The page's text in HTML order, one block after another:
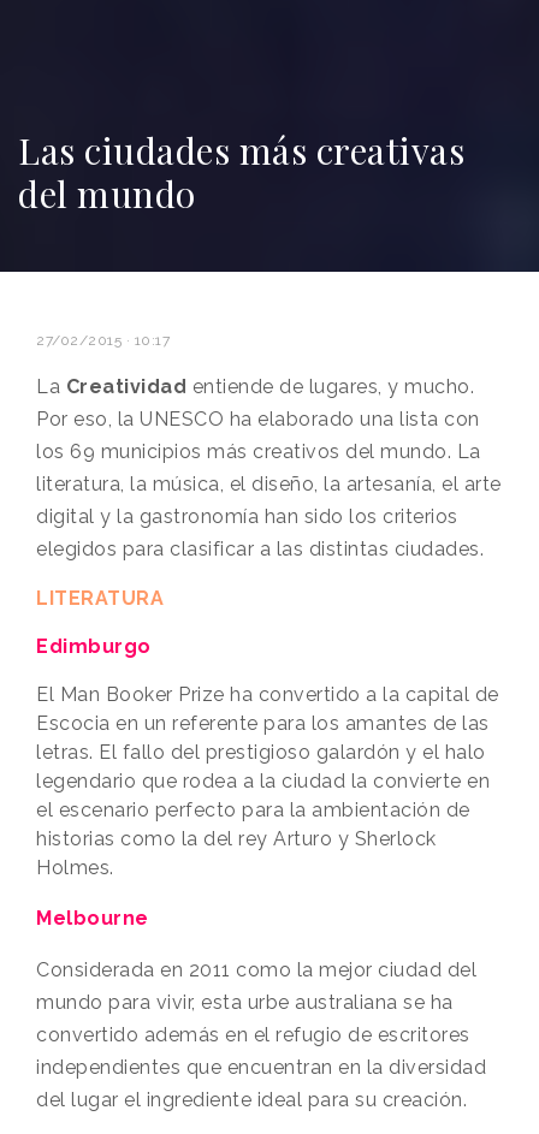
Las ciudades más creativas
del mundo
27/02/2015 · 10:17
La Creatividad entiende de lugares, y mucho.
Por eso, la UNESCO ha elaborado una lista con
los 69 municipios más creativos del mundo. La
literatura, la música, el diseño, la artesanía, el arte
digital y la gastronomía han sido los criterios
elegidos para clasificar a las distintas ciudades.
LITERATURA
Edimburgo
El Man Booker Prize ha convertido a la capital de
Escocia en un referente para los amantes de las
letras. El fallo del prestigioso galardón y el halo
legendario que rodea a la ciudad la convierte en
el escenario perfecto para la ambientación de
historias como la del rey Arturo y Sherlock
Holmes.
Melbourne
Considerada en 2011 como la mejor ciudad del
mundo para vivir, esta urbe australiana se ha
convertido además en el refugio de escritores
independientes que encuentran en la diversidad
del lugar el ingrediente ideal para su creación.